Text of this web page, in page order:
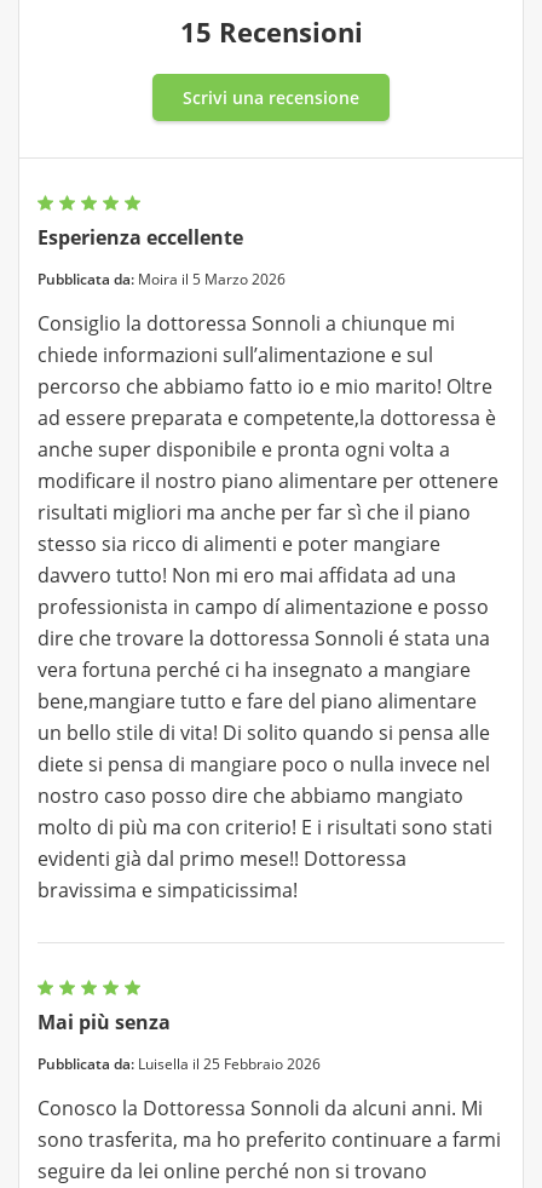
15 Recensioni
Scrivi una recensione
Esperienza eccellente
Pubblicata da: Moira il 5 Marzo 2026
Consiglio la dottoressa Sonnoli a chiunque mi
chiede informazioni sull’alimentazione e sul
percorso che abbiamo fatto io e mio marito! Oltre
ad essere preparata e competente,la dottoressa è
anche super disponibile e pronta ogni volta a
modificare il nostro piano alimentare per ottenere
risultati migliori ma anche per far sì che il piano
stesso sia ricco di alimenti e poter mangiare
davvero tutto! Non mi ero mai affidata ad una
professionista in campo dí alimentazione e posso
dire che trovare la dottoressa Sonnoli é stata una
vera fortuna perché ci ha insegnato a mangiare
bene,mangiare tutto e fare del piano alimentare
un bello stile di vita! Di solito quando si pensa alle
diete si pensa di mangiare poco o nulla invece nel
nostro caso posso dire che abbiamo mangiato
molto di più ma con criterio! E i risultati sono stati
evidenti già dal primo mese!! Dottoressa
bravissima e simpaticissima!
Mai più senza
Pubblicata da: Luisella il 25 Febbraio 2026
Conosco la Dottoressa Sonnoli da alcuni anni. Mi
sono trasferita, ma ho preferito continuare a farmi
seguire da lei online perché non si trovano